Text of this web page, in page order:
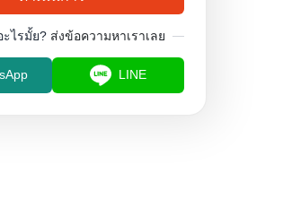
ะไรมั้ย? ส่งข้อความหาเราเลย
LINE